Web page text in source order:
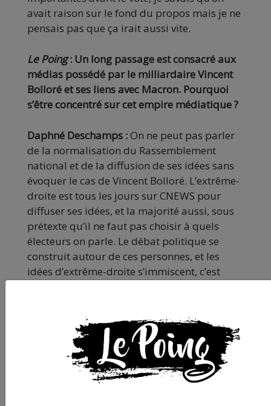
avait raison sur le fond du propos mais je ne
pensais pas que ça irait aussi vite.
Le Poing: Un long passage est consacré aux
médias possédé par le milliardaire Vincent
Bolloré et ses liens avec Macron. Pourquoi
s’être concentré sur cet empire médiatique ?
Daphné Deschamps :On ne peut pas parler
de la normalisation du Rassemblement
national et de la diffusion de ses idées sans
évoquer le cas de Vincent Bolloré. L’extrême-
droite est tous les jours sur CNEWS pour
diffuser ses idées, et la majorité aussi, sous
prétexte qu’il ne faut pas choisir à quels
électeurs on parle. Le débat politique se
construit autour de ces personnes, et les
idées d’extrême-droite s’immiscent, c’est
Thierry Vincent :Ce qui a changé entre 2017
et 2022, c’est qu’entre temps, l’empire
Bolloré s’est étendu, et est devenu un relai de
la fachosphère. Une information présente